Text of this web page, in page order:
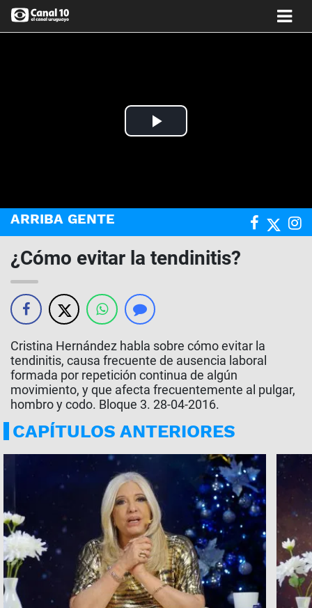
Play
ARRIBA GENTE
¿Cómo evitar la tendinitis?
Cristina Hernández habla sobre cómo evitar la
tendinitis, causa frecuente de ausencia laboral
formada por repetición continua de algún
movimiento, y que afecta frecuentemente al pulgar,
hombro y codo. Bloque 3. 28-04-2016.
CAPÍTULOS ANTERIORES